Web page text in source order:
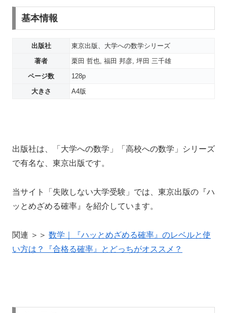
基本情報
出版社
東京出版、大学への数学シリーズ
著者
栗田 哲也, 福田 邦彦, 坪田 三千雄
ページ数
128p
大きさ
A4版
出版社は、「大学への数学」「高校への数学」シリーズ
で有名な、東京出版です。
当サイト「失敗しない大学受験」では、東京出版の『ハ
ッとめざめる確率』を紹介しています。
関連 ＞＞ 数学｜『ハッとめざめる確率』のレベルと使
い方は？『合格る確率』とどっちがオススメ？